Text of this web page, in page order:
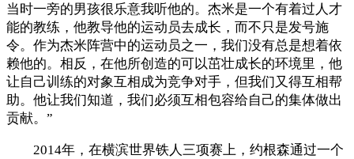
当时一旁的男孩很乐意我听他的。杰米是一个有着过人才
能的教练，他教导他的运动员去成长，而不只是发号施
令。作为杰米阵营中的运动员之一，我们没有总是想着依
赖他的。相反，在他所创造的可以茁壮成长的环境里，他
让自己训练的对象互相成为竞争对手，但我们又得互相帮
助。他让我们知道，我们必须互相包容给自己的集体做出
贡献。”
2014年，在横滨世界铁人三项赛上，约根森通过一个